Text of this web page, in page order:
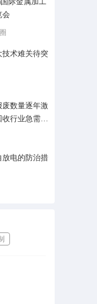
会
技术难关待突
数量逐年激
行业急需解
放电的防治措